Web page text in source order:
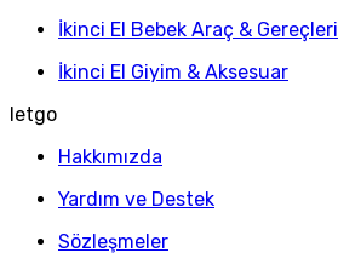
İkinci El Bebek Araç & Gereçleri
İkinci El Giyim & Aksesuar
letgo
Hakkımızda
Yardım ve Destek
Sözleşmeler